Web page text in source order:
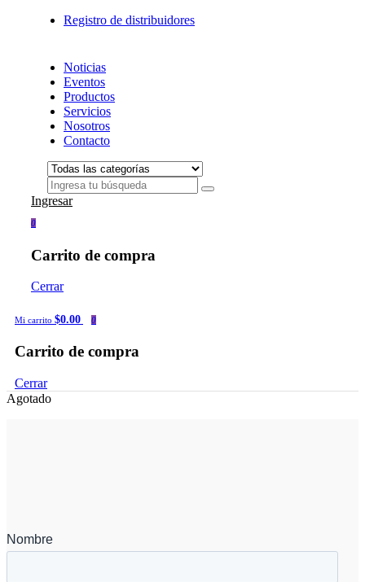
Registro de distribuidores
Noticias
Eventos
Productos
Servicios
Nosotros
Contacto
Ingresar
0
Carrito de compra
Cerrar
Mi carrito $0.00 0
Carrito de compra
Cerrar
Agotado